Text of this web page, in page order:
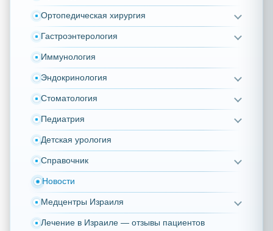
Ортопедическая хирургия
Гастроэнтерология
Иммунология
Эндокринология
Стоматология
Педиатрия
Детская урология
Справочник
Новости
Медцентры Израиля
Лечение в Израиле — отзывы пациентов